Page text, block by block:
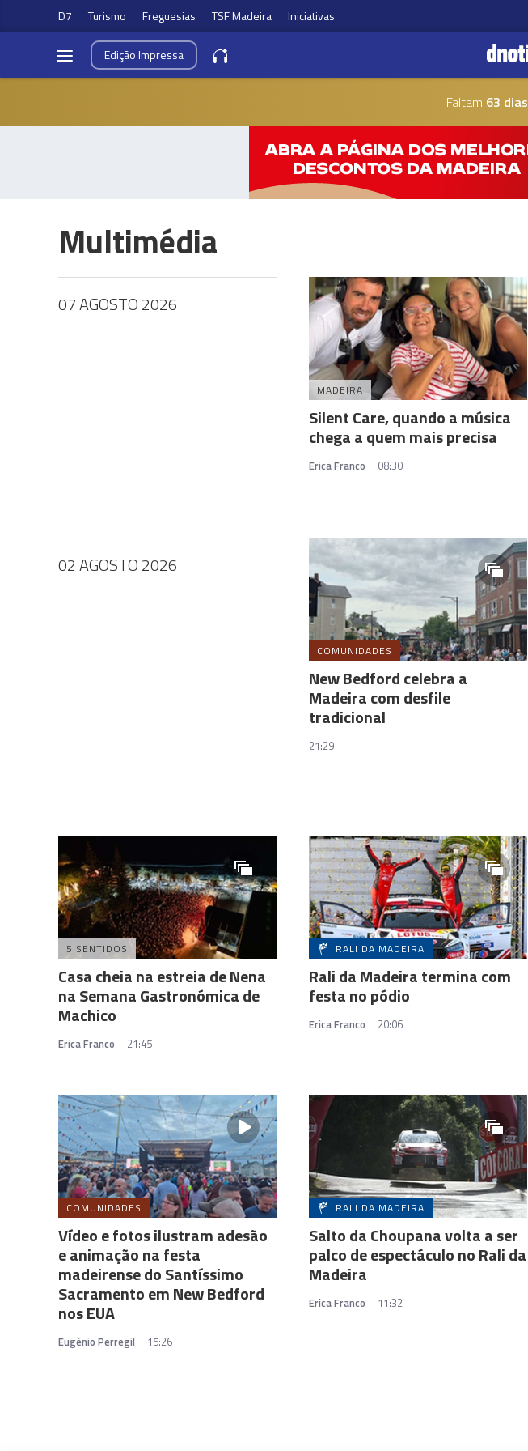
D7 Turismo Freguesias TSF Madeira Iniciativas
EdiçãoImpressa
Faltam 63 dias
Multimédia
07 AGOSTO 2026
MADEIRA
Silent Care, quando a música
chega a quem mais precisa
Erica Franco 08:30
02 AGOSTO 2026
COMUNIDADES
New Bedford celebra a
Madeira com desfile
tradicional
21:29
5 SENTIDOS
Casa cheia na estreia de Nena
na Semana Gastronómica de
Machico
Erica Franco 21:45
RALI DA MADEIRA
Rali da Madeira termina com
festa no pódio
Erica Franco 20:06
COMUNIDADES
Vídeo e fotos ilustram adesão
e animação na festa
madeirense do Santíssimo
Sacramento em New Bedford
nos EUA
Eugénio Perregil 15:26
RALI DA MADEIRA
Salto da Choupana volta a ser
palco de espectáculo no Rali da
Madeira
Erica Franco 11:32